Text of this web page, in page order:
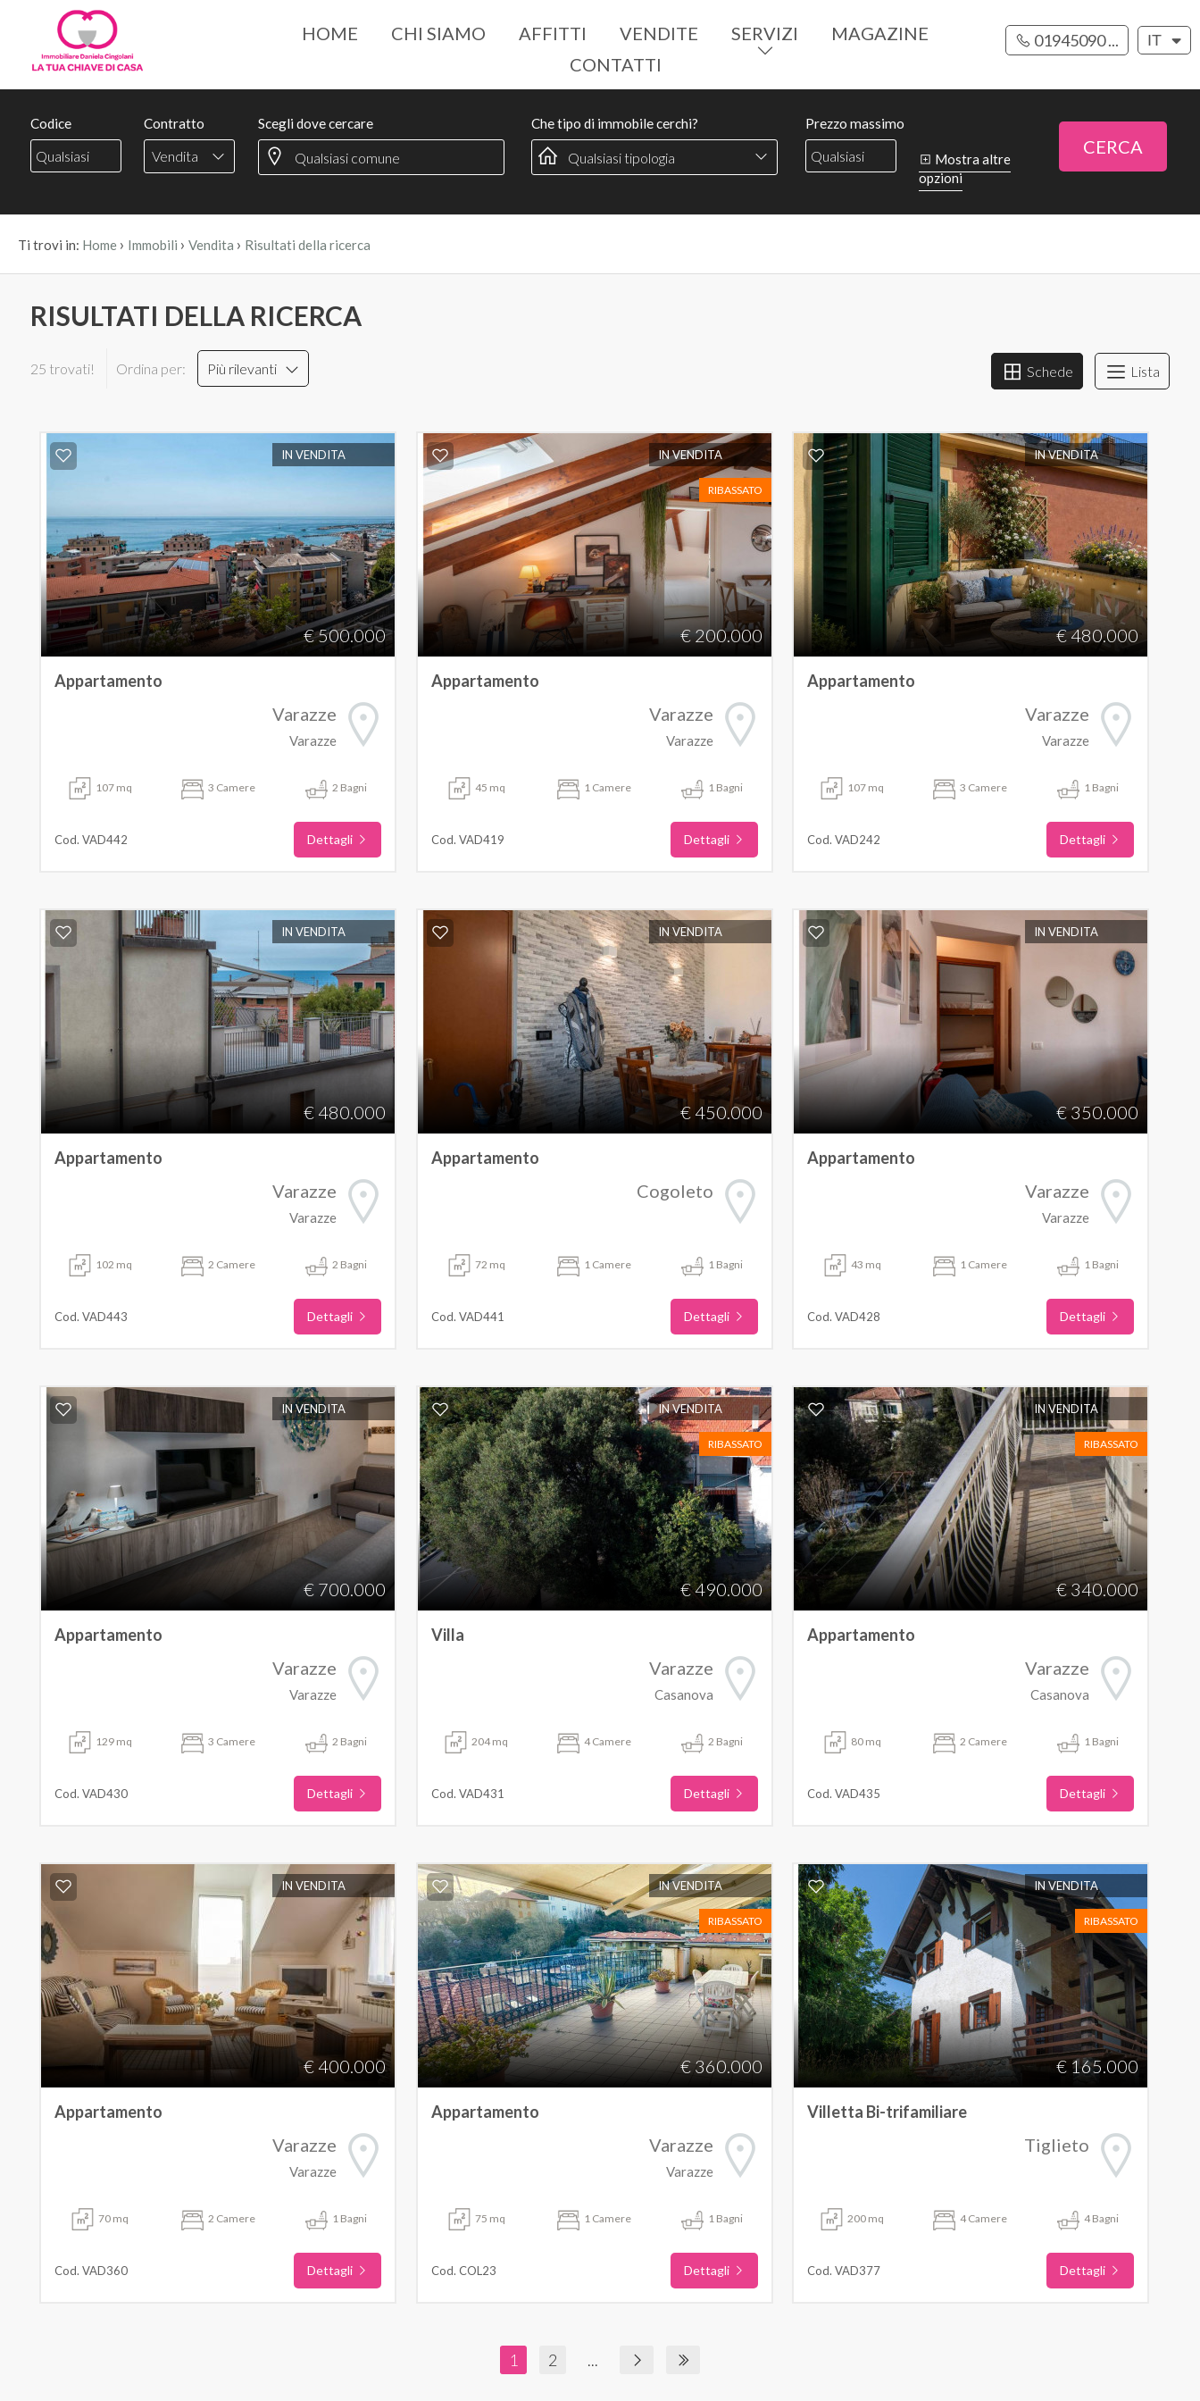
HOME CHI SIAMO AFFITTI VENDITE SERVIZI
MAGAZINE
CONTATTI
IT
01945090 ...
Codice Contratto
Vendita
Scegli dove cercare Che tipo di immobile cerchi? Prezzo massimo
Mostra altre
opzioni
CERCA
Ti trovi in: Home › Immobili › Vendita › Risultati della ricerca
RISULTATI DELLA RICERCA
25 trovati! Ordina per: Più rilevanti Schede Lista
IN VENDITA
€ 500.000
Appartamento
Varazze
Varazze
107 mq 3 Camere 2 Bagni
Cod. VAD442 Dettagli
IN VENDITA
RIBASSATO
€ 200.000
Appartamento
Varazze
Varazze
45 mq 1 Camere 1 Bagni
Cod. VAD419 Dettagli
IN VENDITA
€ 480.000
Appartamento
Varazze
Varazze
107 mq 3 Camere 1 Bagni
Cod. VAD242 Dettagli
IN VENDITA
€ 480.000
Appartamento
Varazze
Varazze
102 mq 2 Camere 2 Bagni
Cod. VAD443 Dettagli
IN VENDITA
€ 450.000
Appartamento
Cogoleto
72 mq 1 Camere 1 Bagni
Cod. VAD441 Dettagli
IN VENDITA
€ 350.000
Appartamento
Varazze
Varazze
43 mq 1 Camere 1 Bagni
Cod. VAD428 Dettagli
IN VENDITA
€ 700.000
Appartamento
Varazze
Varazze
129 mq 3 Camere 2 Bagni
Cod. VAD430 Dettagli
IN VENDITA
RIBASSATO
€ 490.000
Villa
Varazze
Casanova
204 mq 4 Camere 2 Bagni
Cod. VAD431 Dettagli
IN VENDITA
RIBASSATO
€ 340.000
Appartamento
Varazze
Casanova
80 mq 2 Camere 1 Bagni
Cod. VAD435 Dettagli
IN VENDITA
€ 400.000
Appartamento
Varazze
Varazze
70 mq 2 Camere 1 Bagni
Cod. VAD360 Dettagli
IN VENDITA
RIBASSATO
€ 360.000
Appartamento
Varazze
Varazze
75 mq 1 Camere 1 Bagni
Cod. COL23 Dettagli
IN VENDITA
RIBASSATO
€ 165.000
Villetta Bi-trifamiliare
Tiglieto
200 mq 4 Camere 4 Bagni
Cod. VAD377 Dettagli
1 2 ...